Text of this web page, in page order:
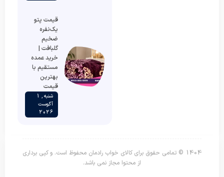
قیمت پتو
یک‌نفره
ضخیم
گلبافت |
خرید عمده
مستقیم با
بهترین
قیمت
شنبه , 1
آگوست
2026
1404 © تمامی حقوق برای کالای خواب رادمان محفوظ است. و کپی برداری
از محتوا مجاز نمی باشد.